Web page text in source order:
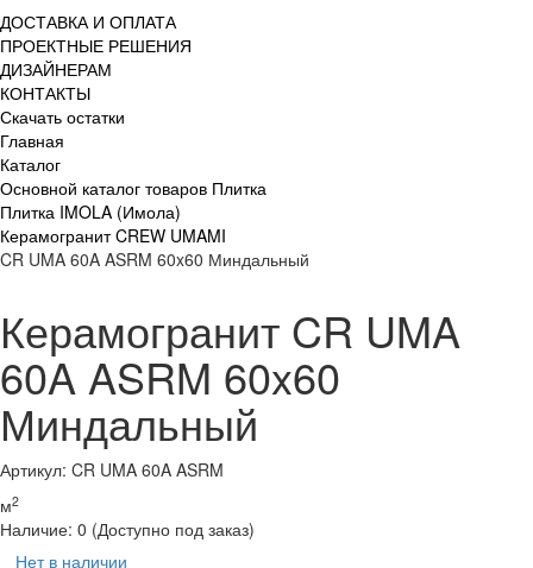
ДОСТАВКА И ОПЛАТА
ПРОЕКТНЫЕ РЕШЕНИЯ
ДИЗАЙНЕРАМ
КОНТАКТЫ
Скачать остатки
Главная
Каталог
Основной каталог товаров Плитка
Плитка IMOLA (Имола)
Керамогранит CREW UMAMI
CR UMA 60A ASRM 60x60 Миндальный
Керамогранит CR UMA
60A ASRM 60x60
Миндальный
Артикул: CR UMA 60A ASRM
м2
Наличие: 0 (Доступно под заказ)
Нет в наличии